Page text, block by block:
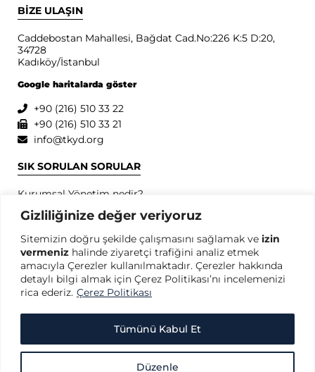
Gizliliğinize değer veriyoruz
Sitemizin doğru şekilde çalışmasını sağlamak ve izin
vermeniz halinde ziyaretçi trafiğini analiz etmek
amacıyla Çerezler kullanılmaktadır. Çerezler hakkında
detaylı bilgi almak için Çerez Politikası’nı incelemenizi
rica ederiz. Çerez Politikası
Düzenle
Tümünü Kabul Et
BİZE ULAŞIN
Caddebostan Mahallesi, Bağdat Cad.No:226 K:5 D:20,
34728
Kadıköy/İstanbul
Google haritalarda göster
+90 (216) 510 33 22
+90 (216) 510 33 21
info@tkyd.org
SIK SORULAN SORULAR
Kurumsal Yönetim nedir?
Kurumsal Yönetim İlkeleri nedir?
Kurumsal Yönetim konusunda dünyada öncü kuruluşlar
hangileridir?
SPK Kurumsal Yönetim İlkeleri nedir?
OECD Kurumsal Yönetim İlkeleri nedir?
GİZLİLİK
Kullanım Koşulları
Kişisel Verilerin Korunması